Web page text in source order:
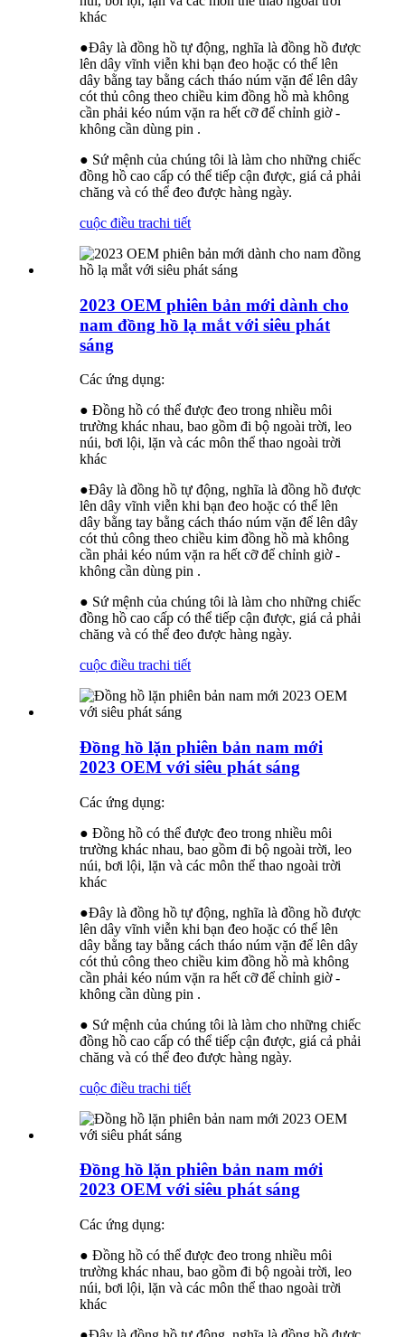
khác
●Đây là đồng hồ tự động, nghĩa là đồng hồ được
lên dây vĩnh viễn khi bạn đeo hoặc có thể lên
dây bằng tay bằng cách tháo núm vặn để lên dây
cót thủ công theo chiều kim đồng hồ mà không
cần phải kéo núm vặn ra hết cỡ để chỉnh giờ -
không cần dùng pin .
● Sứ mệnh của chúng tôi là làm cho những chiếc
đồng hồ cao cấp có thể tiếp cận được, giá cả phải
chăng và có thể đeo được hàng ngày.
cuộc điều trachi tiết
2023 OEM phiên bản mới dành cho
nam đồng hồ lạ mắt với siêu phát
sáng
Các ứng dụng:
● Đồng hồ có thể được đeo trong nhiều môi
trường khác nhau, bao gồm đi bộ ngoài trời, leo
núi, bơi lội, lặn và các môn thể thao ngoài trời
khác
●Đây là đồng hồ tự động, nghĩa là đồng hồ được
lên dây vĩnh viễn khi bạn đeo hoặc có thể lên
dây bằng tay bằng cách tháo núm vặn để lên dây
cót thủ công theo chiều kim đồng hồ mà không
cần phải kéo núm vặn ra hết cỡ để chỉnh giờ -
không cần dùng pin .
● Sứ mệnh của chúng tôi là làm cho những chiếc
đồng hồ cao cấp có thể tiếp cận được, giá cả phải
chăng và có thể đeo được hàng ngày.
cuộc điều trachi tiết
Đồng hồ lặn phiên bản nam mới
2023 OEM với siêu phát sáng
Các ứng dụng:
● Đồng hồ có thể được đeo trong nhiều môi
trường khác nhau, bao gồm đi bộ ngoài trời, leo
núi, bơi lội, lặn và các môn thể thao ngoài trời
khác
●Đây là đồng hồ tự động, nghĩa là đồng hồ được
lên dây vĩnh viễn khi bạn đeo hoặc có thể lên
dây bằng tay bằng cách tháo núm vặn để lên dây
cót thủ công theo chiều kim đồng hồ mà không
cần phải kéo núm vặn ra hết cỡ để chỉnh giờ -
không cần dùng pin .
● Sứ mệnh của chúng tôi là làm cho những chiếc
đồng hồ cao cấp có thể tiếp cận được, giá cả phải
chăng và có thể đeo được hàng ngày.
cuộc điều trachi tiết
Đồng hồ lặn phiên bản nam mới
2023 OEM với siêu phát sáng
Các ứng dụng:
● Đồng hồ có thể được đeo trong nhiều môi
trường khác nhau, bao gồm đi bộ ngoài trời, leo
núi, bơi lội, lặn và các môn thể thao ngoài trời
khác